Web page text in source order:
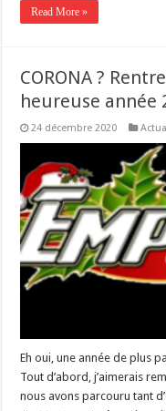
Read More »
CORONA ?
heureuse année
24 décembre 2020
Eh oui, une année de plus
Tout d’abord, j’aimerais
nous avons parcouru tant